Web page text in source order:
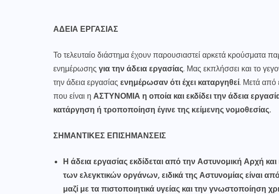
ΑΔΕΙΑ ΕΡΓΑΣΙΑΣ
Το τελευταίο διάστημα έχουν παρουσιαστεί αρκετά κρούσματα
ενημέρωσης για την άδεια εργασίας. Μας εκπλήσσει και το
την άδεια εργασίας ενημέρωσαν ότι έχει καταργηθεί. Μετά από
που είναι η ΑΣΤΥΝΟΜΙΑ η οποία και εκδίδει την άδεια
κατάργηση ή τροποποίηση έγινε της κείμενης νομοθεσίας.
ΣΗΜΑΝΤΙΚΕΣ ΕΠΙΣΗΜΑΝΣΕΙΣ
Η άδεια εργασίας εκδίδεται από την Αστυνομική Αρχή
των ελεγκτικών οργάνων, ειδικά της Αστυνομίας είναι
μαζί με τα πιστοποιητικά υγείας και την γνωστοποίηση